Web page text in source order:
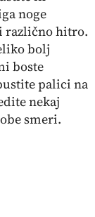
noge
različno hitro.
bolj
boste
palici na
nekaj
smeri.